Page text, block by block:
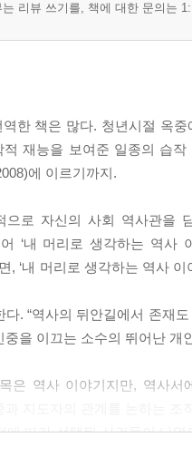
리뷰 쓰기를, 책에 대한 문의는
한 책은 많다. 청년시절 옥
재능을 보여준 일종의 습작
에 이르기까지.
으로 자신의 사회 역사관을
어 ‘내 머리로 생각하는 역
, ‘내 머리로 생각하는 역사
다. “역사의 뒤안길에서 존재
을 이끄는 소수의 뛰어난 개
은 역사 이야기지만, 역사
에 따라 선택된 사건들이 나